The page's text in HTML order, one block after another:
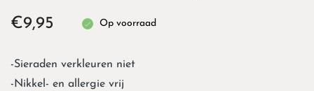
€9,95 Op voorraad
-Sieraden verkleuren niet
-Nikkel- en allergie vrij